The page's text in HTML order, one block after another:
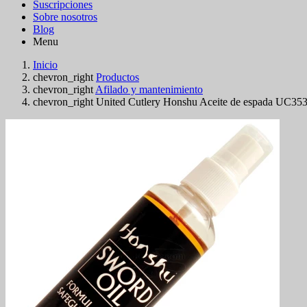
Suscripciones
Sobre nosotros
Blog
Menu
Inicio
chevron_right Productos
chevron_right Afilado y mantenimiento
chevron_right United Cutlery Honshu Aceite de espada